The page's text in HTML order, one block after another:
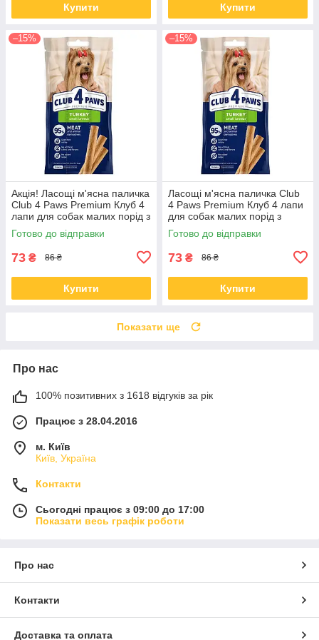
Купити Купити
–15%
Акція! Ласощі м'ясна паличка
Club 4 Paws Premium Клуб 4
лапи для собак малих порід з
індичкою 36 гр
Готово до відправки
73 ₴ 86 ₴
Купити
–15%
Ласощі м'ясна паличка Club
4 Paws Premium Клуб 4 лапи
для собак малих порід з
індичкою 36 гр
Готово до відправки
73 ₴ 86 ₴
Купити
Показати ще
Про нас
100% позитивних з 1618 відгуків за рік
Працює з 28.04.2016
м. Київ
Київ, Україна
Контакти
Сьогодні працює з 09:00 до 17:00
Показати весь графік роботи
Про нас
Контакти
Доставка та оплата